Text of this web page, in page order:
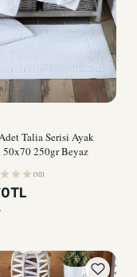
Talia Serisi Ayak
50x70 250gr Beyaz
(10)